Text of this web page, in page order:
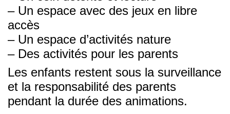
– Un espace avec des jeux en libre
accès
– Un espace d’activités nature
– Des activités pour les parents
Les enfants restent sous la surveillance
et la responsabilité des parents
pendant la durée des animations.